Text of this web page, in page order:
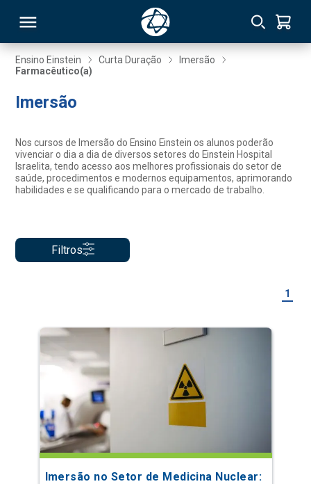
Ensino Einstein Curta Duração
Imersão
Farmacêutico(a)
Imersão
Nos cursos de Imersão do Ensino Einstein os alunos poderão
vivenciar o dia a dia de diversos setores do Einstein Hospital
Israelita, tendo acesso aos melhores profissionais do setor de
saúde, procedimentos e modernos equipamentos, aprimorando
habilidades e se qualificando para o mercado de trabalho.
Filtros
1
Imersão no Setor de Medicina Nuclear: